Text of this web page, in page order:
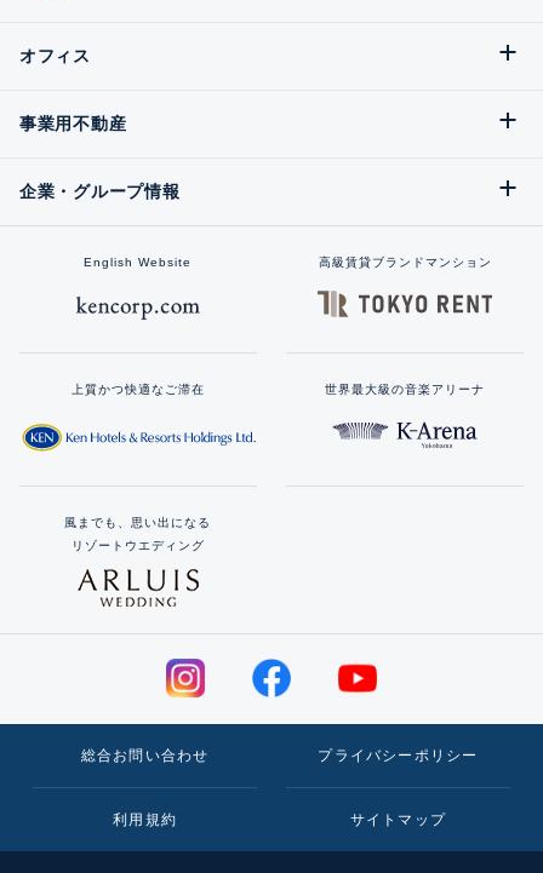
オフィス
事業用不動産
企業・グループ情報
English Website 高級賃貸ブランドマンション
上質かつ快適なご滞在 世界最大級の音楽アリーナ
風までも、思い出になる
リゾートウエディング
総合お問い合わせ プライバシーポリシー
利用規約 サイトマップ